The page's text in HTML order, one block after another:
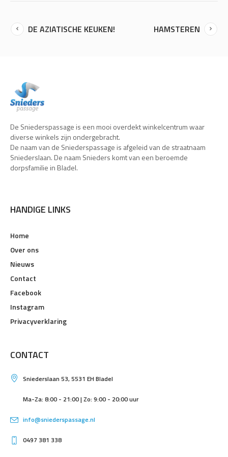
DE AZIATISCHE KEUKEN! HAMSTEREN
De Sniederspassage is een mooi overdekt winkelcentrum waar
diverse winkels zijn ondergebracht.
De naam van de Sniederspassage is afgeleid van de straatnaam
Sniederslaan. De naam Snieders komt van een beroemde
dorpsfamilie in Bladel.
HANDIGE LINKS
Home
Over ons
Nieuws
Contact
Facebook
Instagram
Privacyverklaring
CONTACT
Sniederslaan 53, 5531 EH Bladel
Ma-Za: 8:00 - 21:00 | Zo: 9:00 - 20:00 uur
info@sniederspassage.nl
0497 381 338